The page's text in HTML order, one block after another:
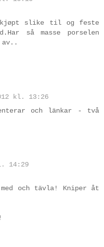
kjøpt slike til og feste
så masse porselen
kl. 13:26
och länkar - två
14:29
och tävla! Kniper åt